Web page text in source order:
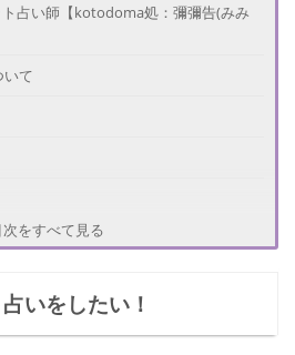
占い師【kotodoma処：彌彌告(みみ
いて
占い師【セレスの館：セレス玲奈先
次をすべて見る
いをしたい！